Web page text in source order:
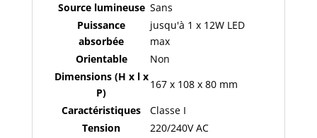
100940Source lumineuse Sans
Puissance
absorbée
jusqu'à 1 x 12W LED
max
Orientable
Non
Dimensions (H x l x
P)
167 x 108 x 80 mm
Caractéristiques
Classe I
Tension
220/240V AC